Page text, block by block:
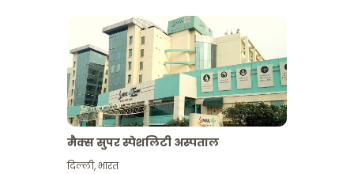
मैक्स सुपर स्पेशलिटी अस्पताल
दिल्ली,भारत